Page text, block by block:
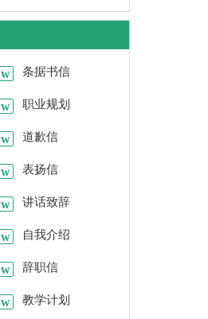
园活动策划书
条据书信
职业规划
道歉信
表扬信
讲话致辞
自我介绍
辞职信
教学计划